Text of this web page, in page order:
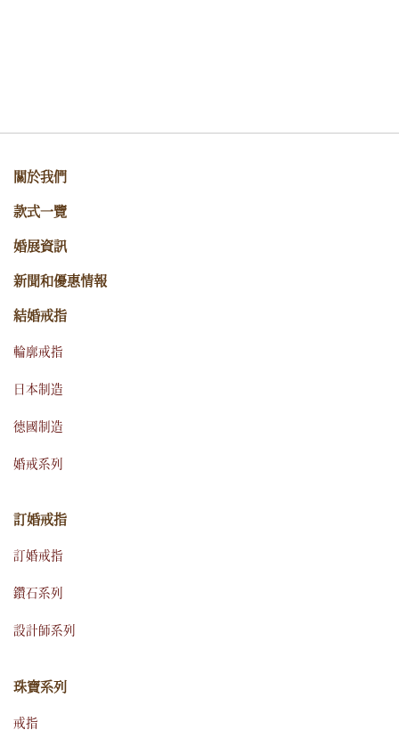
關於我們
款式一覽
婚展資訊
新聞和優惠情報
結婚戒指
輪廓戒指
日本制造
德國制造
婚戒系列
訂婚戒指
訂婚戒指
鑽石系列
設計師系列
珠寶系列
戒指